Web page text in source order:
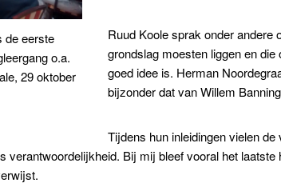
de eerste
o.a.
29 oktober
Ruud Koole sprak onder andere
grondslag moesten liggen en
goed idee is. Herman
bijzonder dat van Willem
Tijdens hun inleidingen vielen
verantwoordelijkheid. Bij mij bleef vooral het